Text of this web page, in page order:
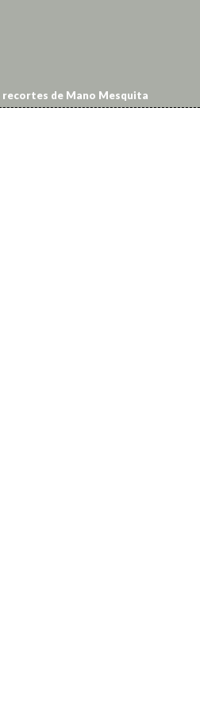
recortes de Mano Mesquita